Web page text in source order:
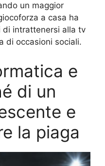
un maggior
a casa ha
intrattenersi alla tv
di occasioni sociali.
e
di un
e
la piaga